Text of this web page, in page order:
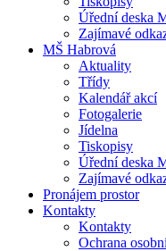
Úřední deska
Zajímavé
MŠ Habrová
Aktuality
Třídy
Kalendář akcí
Fotogalerie
Jídelna
Tiskopisy
Úřední deska
Zajímavé
Pronájem prostor
Kontakty
Kontakty
Ochrana